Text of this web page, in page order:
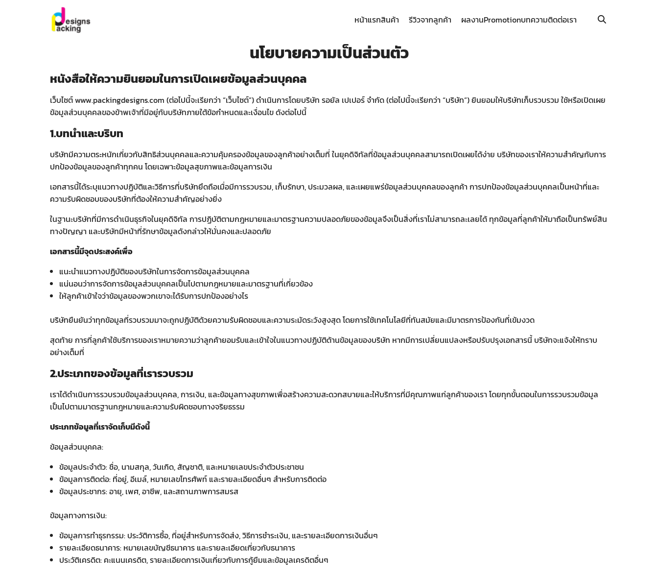
หน้าแรกสินค้า รีวิวจากลูกค้า ผลงานPromotionบทความติดต่อเรา
นโยบายความเป็นส่วนตัว
หนังสือให้ความยินยอมในการเปิดเผยข้อมูลส่วนบุคคล
เว็บไซต์ www.packingdesigns.com (ต่อไปนี้จะเรียกว่า “เว็บไซต์”) ดำเนินการโดยบริษัท รอยัล เปเปอร์ จำกัด (ต่อไปนี้จะเรียกว่า “บริษัท”) ยินยอมให้บริษัทเก็บรวบรวม ใช้หรือเปิดเผย
ข้อมูลส่วนบุคคลของข้าพเจ้าที่มีอยู่กับบริษัทภายใต้ข้อกำหนดและเงื่อนไข ดังต่อไปนี้
1.บทนำและบริบท
บริษัทมีความตระหนักเกี่ยวกับสิทธิส่วนบุคคลและความคุ้มครองข้อมูลของลูกค้าอย่างเต็มที่ ในยุคดิจิทัลที่ข้อมูลส่วนบุคคลสามารถเปิดเผยได้ง่าย บริษัทของเราให้ความสำคัญกับการ
ปกป้องข้อมูลของลูกค้าทุกคน โดยเฉพาะข้อมูลสุขภาพและข้อมูลการเงิน
เอกสารนี้ได้ระบุแนวทางปฏิบัติและวิธีการที่บริษัทยึดถือเมื่อมีการรวบรวม, เก็บรักษา, ประมวลผล, และเผยแพร่ข้อมูลส่วนบุคคลของลูกค้า การปกป้องข้อมูลส่วนบุคคลเป็นหน้าที่และ
ความรับผิดชอบของบริษัทที่ต้องให้ความสำคัญอย่างยิ่ง
ในฐานะบริษัทที่มีการดำเนินธุรกิจในยุคดิจิทัล การปฏิบัติตามกฎหมายและมาตรฐานความปลอดภัยของข้อมูลจึงเป็นสิ่งที่เราไม่สามารถละเลยได้ ทุกข้อมูลที่ลูกค้าให้มาถือเป็นทรัพย์สิน
ทางปัญญา และบริษัทมีหน้าที่รักษาข้อมูลดังกล่าวให้มั่นคงและปลอดภัย
เอกสารนี้มีจุดประสงค์เพื่อ
แนะนำแนวทางปฏิบัติของบริษัทในการจัดการข้อมูลส่วนบุคคล
แน่นอนว่าการจัดการข้อมูลส่วนบุคคลเป็นไปตามกฎหมายและมาตรฐานที่เกี่ยวข้อง
ให้ลูกค้าเข้าใจว่าข้อมูลของพวกเขาจะได้รับการปกป้องอย่างไร
บริษัทยืนยันว่าทุกข้อมูลที่รวบรวมมาจะถูกปฏิบัติด้วยความรับผิดชอบและความระมัดระวังสูงสุด โดยการใช้เทคโนโลยีที่ทันสมัยและมีมาตรการป้องกันที่เข้มงวด
สุดท้าย การที่ลูกค้าใช้บริการของเราหมายความว่าลูกค้ายอมรับและเข้าใจในแนวทางปฏิบัติด้านข้อมูลของบริษัท หากมีการเปลี่ยนแปลงหรือปรับปรุงเอกสารนี้ บริษัทจะแจ้งให้ทราบ
อย่างเต็มที่
2.ประเภทของข้อมูลที่เรารวบรวม
เราได้ดำเนินการรวบรวมข้อมูลส่วนบุคคล, การเงิน, และข้อมูลทางสุขภาพเพื่อสร้างความสะดวกสบายและให้บริการที่มีคุณภาพแก่ลูกค้าของเรา โดยทุกขั้นตอนในการรวบรวมข้อมูล
เป็นไปตามมาตรฐานกฎหมายและความรับผิดชอบทางจริยธรรม
ประเภทข้อมูลที่เราจัดเก็บมีดังนี้
ข้อมูลส่วนบุคคล:
ข้อมูลประจำตัว: ชื่อ, นามสกุล, วันเกิด, สัญชาติ, และหมายเลขประจำตัวประชาชน
ข้อมูลการติดต่อ: ที่อยู่, อีเมล์, หมายเลขโทรศัพท์ และรายละเอียดอื่นๆ สำหรับการติดต่อ
ข้อมูลประชากร: อายุ, เพศ, อาชีพ, และสถานภาพการสมรส
ข้อมูลทางการเงิน:
ข้อมูลการทำธุรกรรม: ประวัติการซื้อ, ที่อยู่สำหรับการจัดส่ง, วิธีการชำระเงิน, และรายละเอียดการเงินอื่นๆ
รายละเอียดธนาคาร: หมายเลขบัญชีธนาคาร และรายละเอียดเกี่ยวกับธนาคาร
ประวัติเครดิต: คะแนนเครดิต, รายละเอียดการเงินเกี่ยวกับการกู้ยืมและข้อมูลเครดิตอื่นๆ